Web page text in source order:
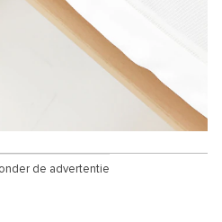
de advertentie